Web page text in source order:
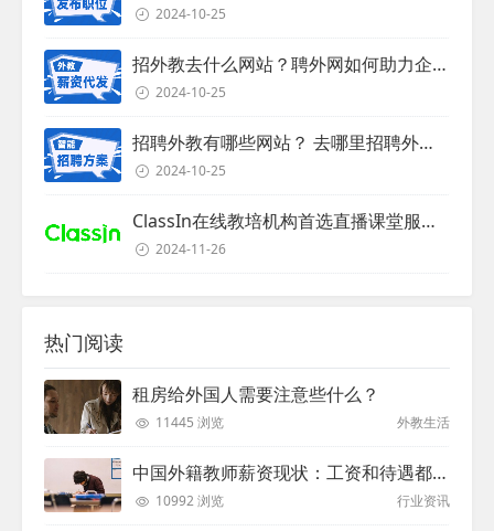
2024-10-25
招外教去什么网站？聘外网如何助力企业外教招聘
2024-10-25
招聘外教有哪些网站？ 去哪里招聘外教？
2024-10-25
ClassIn在线教培机构首选直播课堂服务商
2024-11-26
热门阅读
租房给外国人需要注意些什么？
11445 浏览 外教生活
中国外籍教师薪资现状：工资和待遇都非常高
10992 浏览 行业资讯